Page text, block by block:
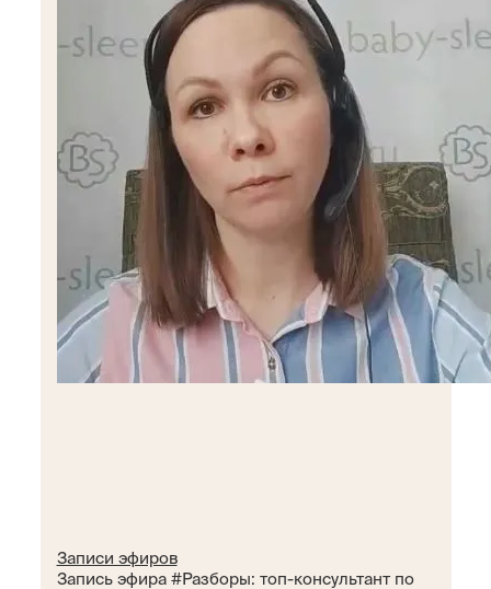
Записи эфиров
Запись эфира #Разборы: топ-консультант по